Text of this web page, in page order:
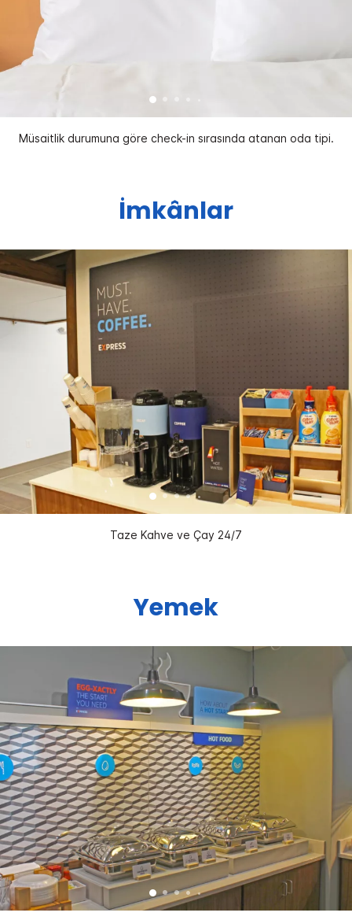
Müsaitlik durumuna göre check-in sırasında atanan oda tipi.
İmkânlar
Taze Kahve ve Çay 24/7
Yemek